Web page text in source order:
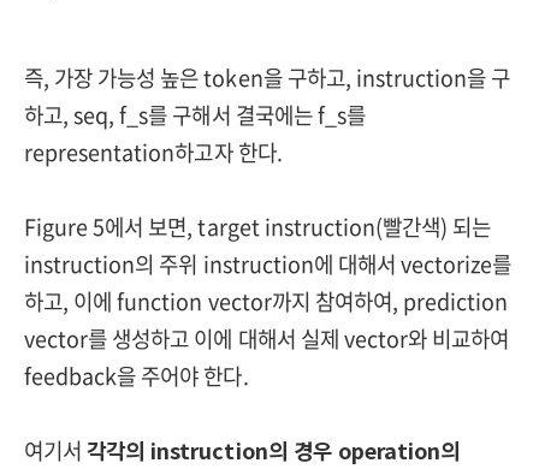
즉, 가장 가능성 높은 token을 구하고, instruction을 구
하고, seq, f_s를 구해서 결국에는 f_s를
representation하고자 한다.
Figure 5에서 보면, target instruction(빨간색) 되는
instruction의 주위 instruction에 대해서 vectorize를
하고, 이에 function vector까지 참여하여, prediction
vector를 생성하고 이에 대해서 실제 vector와 비교하여
feedback을 주어야 한다.
여기서각각의 instruction의 경우 operation의